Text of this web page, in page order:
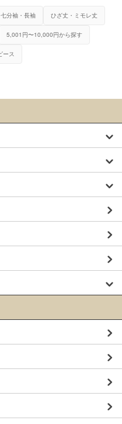
七分袖・長袖 ひざ丈・ミモレ丈
5,001円〜10,000円から探す
ース